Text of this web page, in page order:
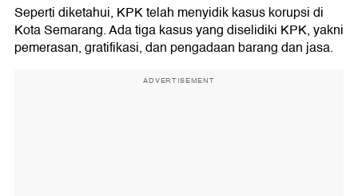
Seperti diketahui, KPK telah menyidik kasus korupsi di
Kota Semarang. Ada tiga kasus yang diselidiki KPK, yakni
pemerasan, gratifikasi, dan pengadaan barang dan jasa.
ADVERTISEMENT